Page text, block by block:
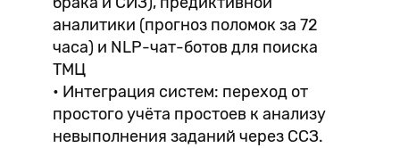
аналитики (прогноз поломок за 72
часа) и NLP-чат-ботов для поиска
ТМЦ
• Интеграция систем: переход от
простого учёта простоев к анализу
невыполнения заданий через ССЗ.